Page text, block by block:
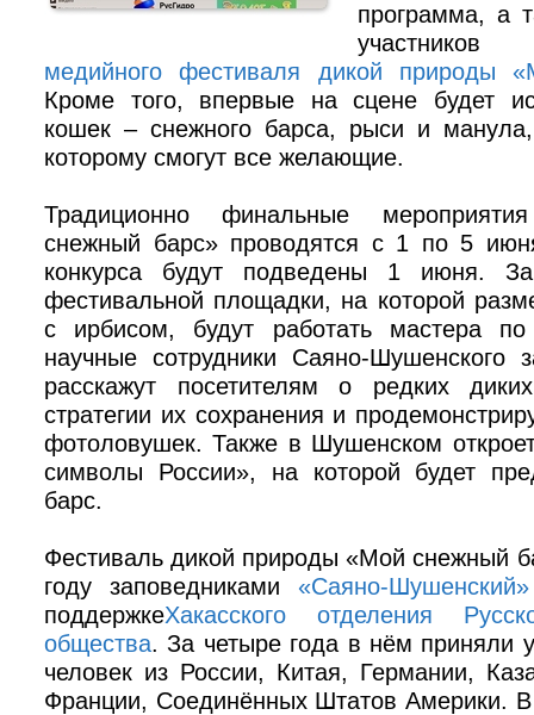
программа, а
медийного фестиваля дикой природы
Кроме того, впервые на сцене будет
кошек – снежного барса, рыси и
которому смогут все желающие.
Традиционно финальные
снежный барс» проводятся с 1 по 5
конкурса будут подведены 1 июня.
фестивальной площадки, на которой
с ирбисом, будут работать мастера
научные сотрудники Саяно-Шушенского
расскажут посетителям о редких
стратегии их сохранения и
фотоловушек. Также в Шушенском
символы России», на которой будет
барс.
Фестиваль дикой природы «Мой снежный
году заповедниками «Саяно-Шушенский»
поддержкеХакасского отделения
общества. За четыре года в нём приняли
человек из России, Китая, Германии,
Франции, Соединённых Штатов Америки. В